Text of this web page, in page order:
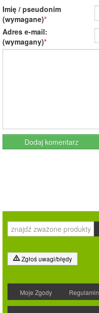
Imię / pseudonim
(wymagane)
Adres e-mail:
(wymagany)
Zgłoś uwagi/błędy
Moje Zgody Regulamin